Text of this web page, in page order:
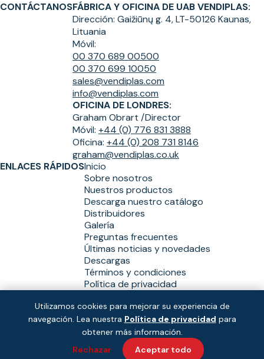
CONTÁCTANOSFÁBRICA Y OFICINA DE UAB VENDIPLAS:
Dirección: Gaižiūnų g. 4, LT-50126 Kaunas,
Lituania
Móvil:
00 370 689 00500
00 370 699 10050
sales@vendiplas.com
info@vendiplas.com
OFICINA DE LONDRES:
Graham Obrart /Director
Móvil: +44 (0) 776 831 3888
Oficina: +44 (0) 208 731 8146
graham@vendiplas.co.uk
ENLACES RÁPIDOSInicio
Sobre nosotros
Nuestros productos
Descarga nuestro catálogo
Distribuidores
Galería
Preguntas frecuentes
Últimas noticias y novedades
Descargas
Términos y condiciones
Política de privacidad
Copyright © Vendiplas 2026 Solución:
Utilizamos cookies para mejorar su experiencia de
navegación. Lea nuestra Política de privacidad para
obtener más información.
Rechazar
Aceptar todo